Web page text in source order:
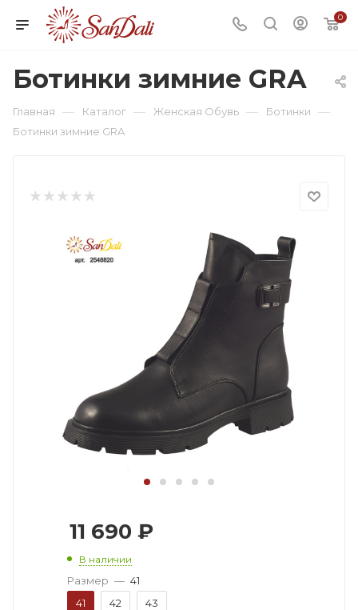
0
Ботинки зимние GRA
Главная — Каталог — Женская Обувь — Ботинки —
Ботинки зимние GRA
11 690 ₽
В наличии
Размер — 41
41
42 43